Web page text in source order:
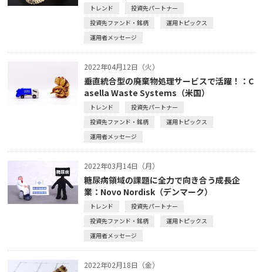
トレンド
投資先パートナー
投資先ファンド・銘柄
運用トピックス
運用者メッセージ
2022年04月12日（火）
垂直統合型の廃棄物処理サービスで活躍！：C
asella Waste Systems（米国）
トレンド
投資先パートナー
投資先ファンド・銘柄
運用トピックス
運用者メッセージ
2022年03月14日（月）
糖尿病領域の課題に全力で向き合う成長企
業：Novo Nordisk（デンマーク）
トレンド
投資先パートナー
投資先ファンド・銘柄
運用トピックス
運用者メッセージ
2022年02月18日（金）